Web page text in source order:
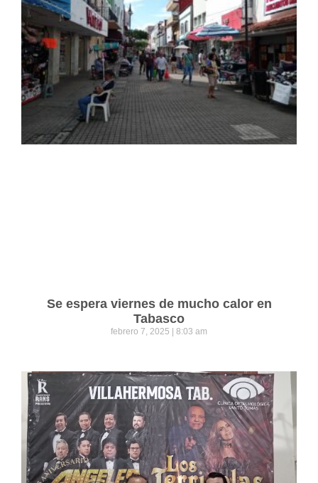
Se espera viernes de mucho calor en
Tabasco
febrero 7, 2025 8:03 am